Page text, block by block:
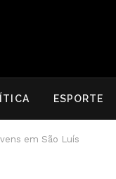
ESPORTE
em São Luís